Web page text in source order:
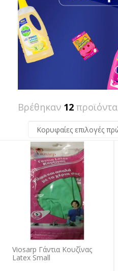
Βρέθηκαν 12 προϊόντα
Viosarp Γάντια Κουζίνας
Latex Small